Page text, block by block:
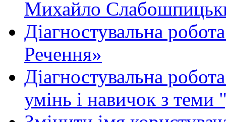
Михайло
Діагностувальна
Речення»
Діагностувальна
умінь і навичок з теми